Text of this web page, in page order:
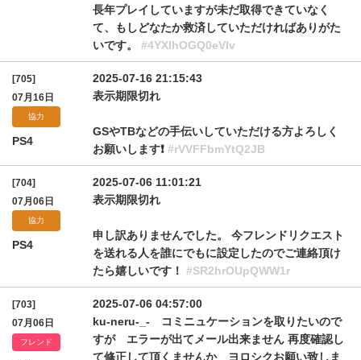
長年プレイしていますが未だ取得できていなく
て、もしどなたか救済していただければありがた
いです。 #4YXlhOGQ0eVlv
[705]
07月16日
協力
PS4
2025-07-16 21:15:43
表示期限切れ
GSやTBなどの手伝いしていただける方よろしく
お願いします❗️ #rVVFFbmYtQ2JB
[704]
07月06日
協力
PS4
2025-07-06 11:01:21
表示期限切れ
申し訳ありませんでした。 今フレンドリクエスト
を送れる人を誰にでもに設定したのでご連絡頂け
たら嬉しいです！ #SR2hrOUpQWW1r
[703]
07月06日
フレンド
2025-07-06 04:57:00
ku-neru-_- コミニュケーションを取りたいので
すが エラーが出てメール出来ません 再度確認し
て修正して頂くませんか ヨロシクお願い致しま